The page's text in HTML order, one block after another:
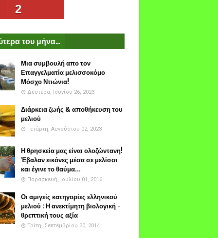
2
του μήνα...
Μια συμβουλή απο τον
Επαγγελματία μελισσοκόμο
Μόσχο Ντιώνια!
Δευτέρα, Ιουνίου 26, 2023
Διάρκεια ζωής & αποθήκευση του
μελιού
Τετάρτη, Αυγούστου 02, 2023
Η θρησκεία μας είναι ολοζώντανη!
Έβαλαν εικόνες μέσα σε μελίσσι
και έγινε το θαύμα...
Παρασκευή, Ιουλίου 01, 2016
Οι αμιγείς κατηγορίες ελληνικού
μελιού : Η ανεκτίμητη βιολογική -
θρεπτική τους αξία
Τρίτη, Σεπτεμβρίου 30, 2014